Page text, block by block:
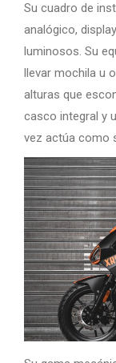
Su cuadro de
analógico,
luminosos. Su
llevar mochila u
alturas que
casco integral y
vez actúa como